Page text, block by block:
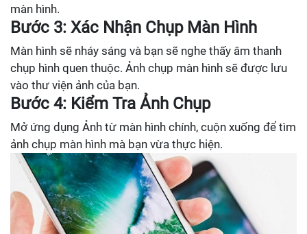
màn hình.
Bước 3: Xác Nhận Chụp Màn Hình
Màn hình sẽ nháy sáng và bạn sẽ nghe thấy âm thanh
chụp hình quen thuộc. Ảnh chụp màn hình sẽ được lưu
vào thư viện ảnh của bạn.
Bước 4: Kiểm Tra Ảnh Chụp
Mở ứng dụng Ảnh từ màn hình chính, cuộn xuống để tìm
ảnh chụp màn hình mà bạn vừa thực hiện.